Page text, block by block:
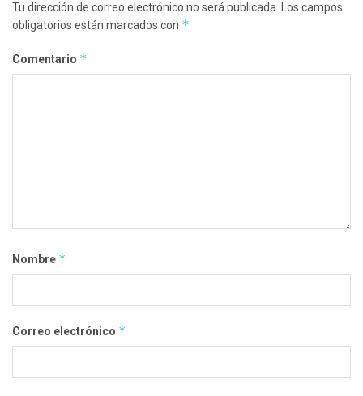
Tu dirección de correo electrónico no será publicada. Los campos
obligatorios están marcados con *
Comentario *
Nombre *
Correo electrónico *